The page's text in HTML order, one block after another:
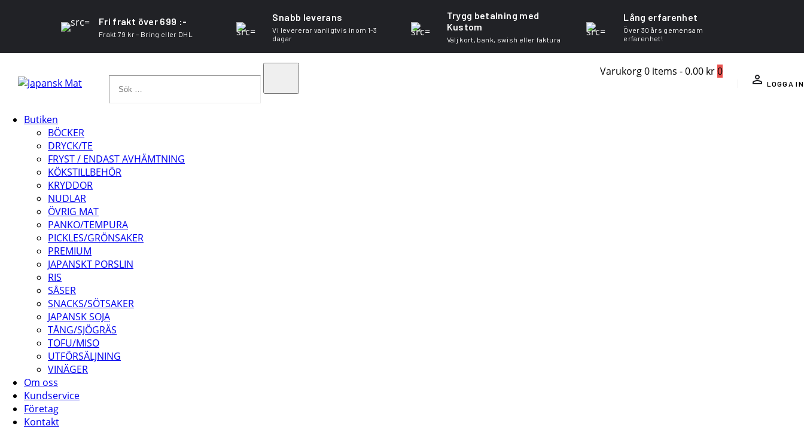
Fri frakt över 699 :-
Frakt 79 kr – Bring eller DHL
Snabb leverans
Vi levererar vanligtvis inom 1–3
dagar
Trygg betalning med
Kustom
Välj kort, bank, swish eller faktura
Lång erfarenhet
Över 30 års gemensam
erfarenhet!
Varukorg0 items -0.00 kr0
LOGGA IN
Butiken
BÖCKER
DRYCK/TE
FRYST / ENDAST AVHÄMTNING
KÖKSTILLBEHÖR
KRYDDOR
NUDLAR
ÖVRIG MAT
PANKO/TEMPURA
PICKLES/GRÖNSAKER
PREMIUM
JAPANSKT PORSLIN
RIS
SÅSER
SNACKS/SÖTSAKER
JAPANSK SOJA
TÅNG/SJÖGRÄS
TOFU/MISO
UTFÖRSÄLJNING
VINÄGER
Om oss
Kundservice
Företag
Kontakt